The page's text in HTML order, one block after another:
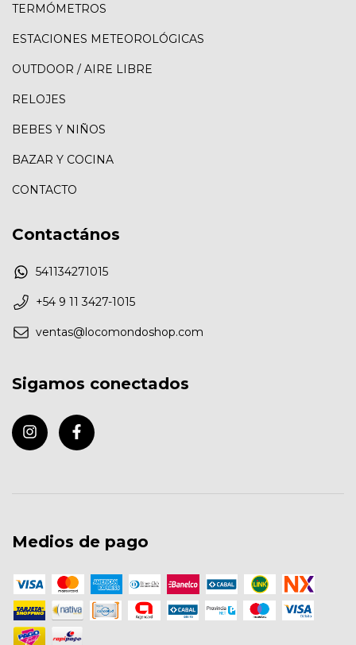
TERMÓMETROS
ESTACIONES METEOROLÓGICAS
OUTDOOR / AIRE LIBRE
RELOJES
BEBES Y NIÑOS
BAZAR Y COCINA
CONTACTO
Contactános
541134271015
+54 9 11 3427-1015
ventas@locomondoshop.com
Sigamos conectados
Medios de pago